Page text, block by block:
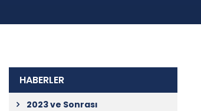
HABERLER
2023 ve Sonrası